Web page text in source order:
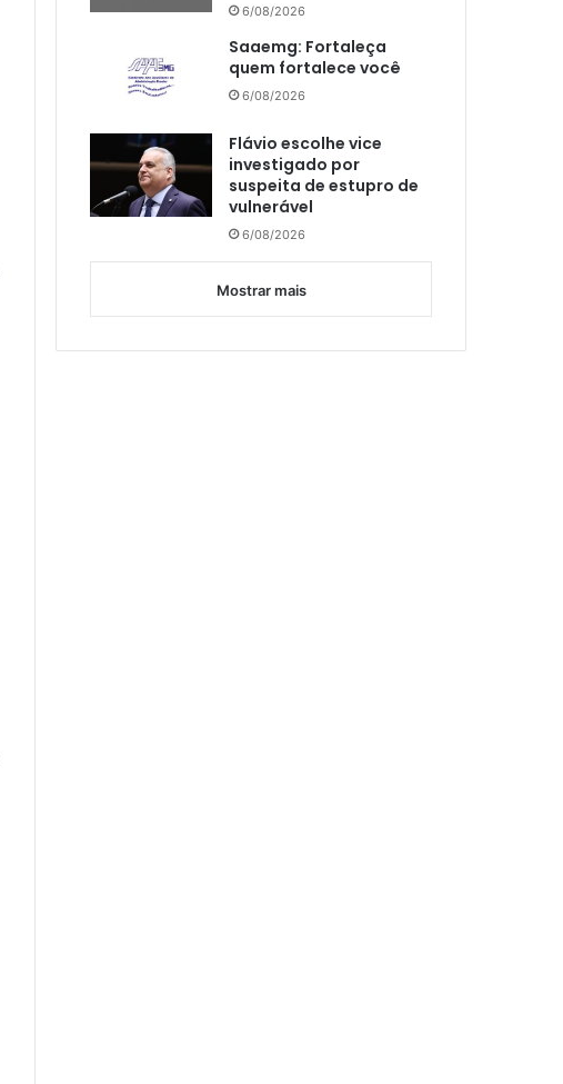
6/08/2026
Saaemg: Fortaleça
quem fortalece você
6/08/2026
Flávio escolhe vice
investigado por
suspeita de estupro de
vulnerável
6/08/2026
Mostrar mais